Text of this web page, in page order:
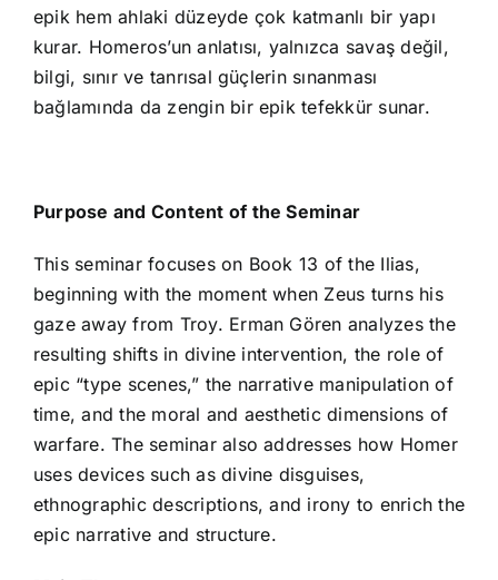
epik hem ahlaki düzeyde çok katmanlı bir yapı
kurar. Homeros’un anlatısı, yalnızca savaş değil,
bilgi, sınır ve tanrısal güçlerin sınanması
bağlamında da zengin bir epik tefekkür sunar.
Purpose and Content of the Seminar
This seminar focuses on Book 13 of the Ilias,
beginning with the moment when Zeus turns his
gaze away from Troy. Erman Gören analyzes the
resulting shifts in divine intervention, the role of
epic “type scenes,” the narrative manipulation of
time, and the moral and aesthetic dimensions of
warfare. The seminar also addresses how Homer
uses devices such as divine disguises,
ethnographic descriptions, and irony to enrich the
epic narrative and structure.